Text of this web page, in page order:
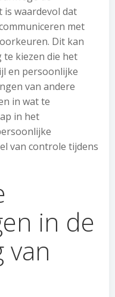
is waardevol dat
met
Dit kan
te kiezen die het
en persoonlijke
van andere
in wat te
in het
van controle tijdens
in de
van